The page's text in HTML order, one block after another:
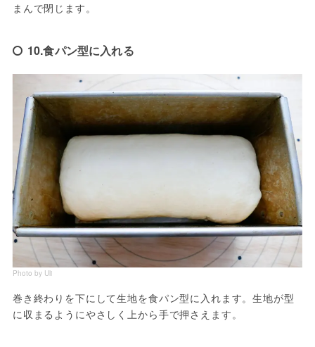
まんで閉じます。
10.食パン型に入れる
Photo by Uli
巻き終わりを下にして生地を食パン型に入れます。生地が型
に収まるようにやさしく上から手で押さえます。